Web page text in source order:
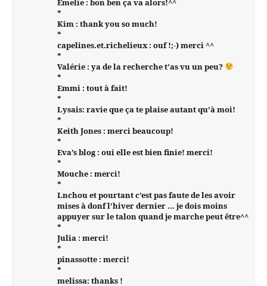
Emelie : bon ben ça va alors!^^
*
Kim : thank you so much!
*
capelines.et.richelieux : ouf !;-) merci ^^
*
Valérie : ya de la recherche t’as vu un peu?
*
Emmi : tout à fait!
*
Lysais: ravie que ça te plaise autant qu’à moi!
*
Keith Jones : merci beaucoup!
*
Eva’s blog : oui elle est bien finie! merci!
*
Mouche : merci!
*
Lnchou et pourtant c’est pas faute de les avoir
mises à donf l’hiver dernier … je dois moins
appuyer sur le talon quand je marche peut être^^
*
Julia : merci!
*
pinassotte : merci!
*
melissa: thanks !